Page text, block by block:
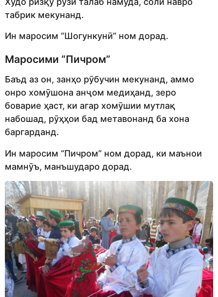
табрик мекунанд.
Ин маросим “Шогункунӣ” ном дорад.
Маросими “Пичром”
Баъд аз он, занҳо рӯбучин мекунанд, аммо
онро хомӯшона анҷом медиҳанд, зеро
боварие ҳаст, ки агар хомӯшии мутлақ
набошад, рӯҳҳои бад метавонанд ба хона
баргарданд.
Ин маросим “Пичром” ном дорад, ки маънои
мамнӯъ, манъшударо дорад.